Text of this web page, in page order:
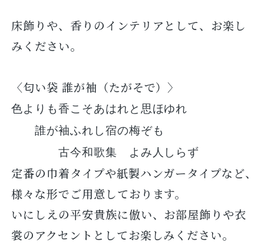
床飾りや、香りのインテリアとして、お楽し
みください。
〈匂い袋 誰が袖（たがそで）〉
色よりも香こそあはれと思ほゆれ
誰が袖ふれし宿の梅ぞも
古今和歌集 よみ人しらず
定番の巾着タイプや紙製ハンガータイプなど、
様々な形でご用意しております。
いにしえの平安貴族に倣い、お部屋飾りや衣
裳のアクセントとしてお楽しみください。